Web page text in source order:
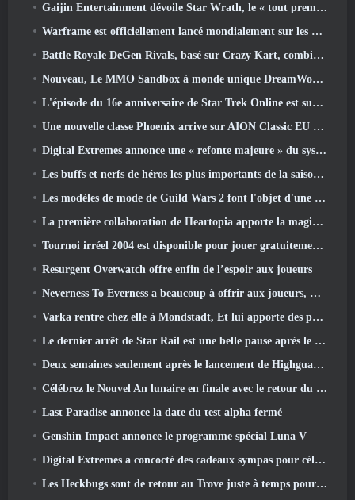
Gaijin Entertainment dévoile Star Wrath, le « tout premier jeu d’action et d’extraction spatiale »
Warframe est officiellement lancé mondialement sur les appareils Android
Battle Royale DeGen Rivals, basé sur Crazy Kart, combine toutes les choses que vous ne saviez probablement pas que vous vouliez combiner
Nouveau, Le MMO Sandbox à monde unique DreamWorld arrive sur Steam en accès anticipé
L'épisode du 16e anniversaire de Star Trek Online est supprimé dans le cadre de la mise à jour « Corruption »
Une nouvelle classe Phoenix arrive sur AION Classic EU dans la mise à jour « Ignite »
Digital Extremes annonce une « refonte majeure » du système de progression des joueurs de Soulframe
Les buffs et nerfs de héros les plus importants de la saison 6.5
Les modèles de mode de Guild Wars 2 font l'objet d'une refonte basée sur les commentaires des joueurs
La première collaboration de Heartopia apporte la magie de l'amitié de mon petit poney
Tournoi irréel 2004 est disponible pour jouer gratuitement et Epic ne poursuivra personne pour cela
Resurgent Overwatch offre enfin de l’espoir aux joueurs
Neverness To Everness a beaucoup à offrir aux joueurs, Particulièrement amusant
Varka rentre chez elle à Mondstadt, Et lui apporte des problèmes dans la mise à jour Luna V de Genshin Impact
Le dernier arrêt de Star Rail est une belle pause après le traumatisme
Deux semaines seulement après le lancement de Highguard, Wildlight Entertainment annonce des licenciements
Célébrez le Nouvel An lunaire en finale avec le retour du « mode Bank It »
Last Paradise annonce la date du test alpha fermé
Genshin Impact annonce le programme spécial Luna V
Digital Extremes a concocté des cadeaux sympas pour célébrer le nouvel an lunaire dans Warframe
Les Heckbugs sont de retour au Trove juste à temps pour la saison de l'amour